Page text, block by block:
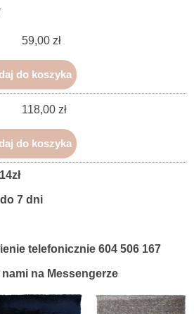
59,00 zł
do koszyka
118,00 zł
do koszyka
7 dni
telefonicznie604 506 167
na Messengerze